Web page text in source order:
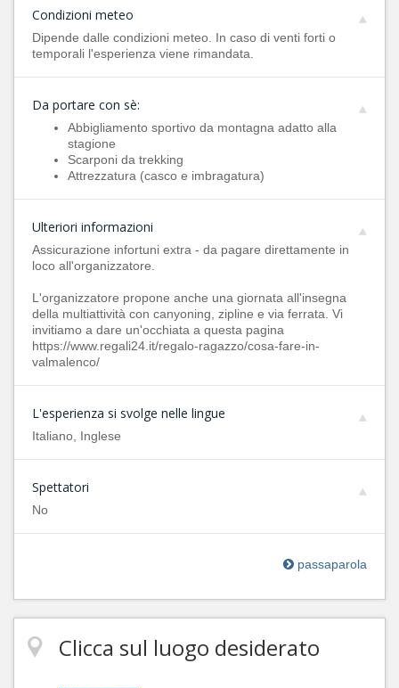
Condizioni meteo
Dipende dalle condizioni meteo. In caso di venti forti o
temporali l'esperienza viene rimandata.
Da portare con sè:
Abbigliamento sportivo da montagna adatto alla
stagione
Scarponi da trekking
Attrezzatura (casco e imbragatura)
Ulteriori informazioni
Assicurazione infortuni extra - da pagare direttamente in
loco all'organizzatore.
L'organizzatore propone anche una giornata all'insegna
della multiattività con canyoning, zipline e via ferrata. Vi
invitiamo a dare un'occhiata a questa pagina
https://www.regali24.it/regalo-ragazzo/cosa-fare-in-
valmalenco/
L'esperienza si svolge nelle lingue
Italiano, Inglese
Spettatori
No
passaparola
Clicca sul luogo desiderato